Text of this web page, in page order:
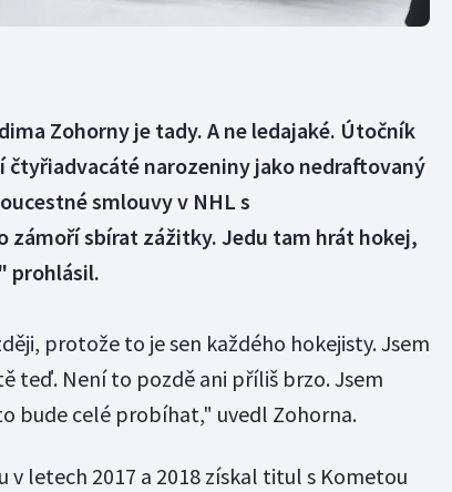
Zohorny je tady. A ne ledajaké. Útočník
čtyřiadvacáté narozeniny jako nedraftovaný
smlouvy v NHL s
sbírat zážitky. Jedu tam hrát hokej,
prohlásil.
protože to je sen každého hokejisty. Jsem
teď. Není to pozdě ani příliš brzo. Jsem
bude celé probíhat," uvedl Zohorna.
v letech 2017 a 2018 získal titul s Kometou